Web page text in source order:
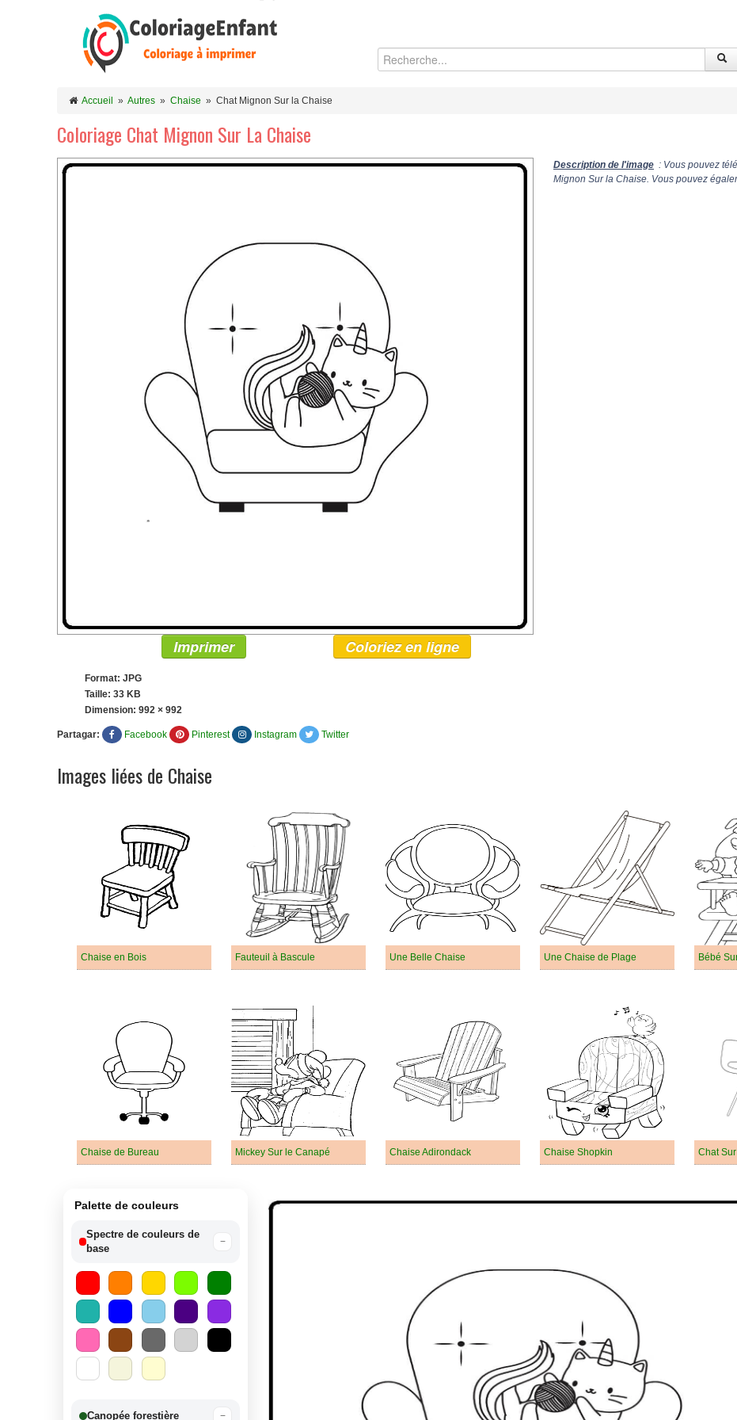
Accueil » Autres » Chaise » Chat Mignon Sur la Chaise
Coloriage Chat Mignon Sur La Chaise
Description de l'image : Vous pouvez
Mignon Sur la Chaise. Vous pouvez
Imprimer Coloriez en ligne
Format: JPG
Taille: 33 KB
Dimension: 992 × 992
Partagar: Facebook Pinterest Instagram Twitter
Images liées de Chaise
Chaise en Bois Fauteuil à Bascule Une Belle Chaise Une Chaise de Plage Bébé
Chaise de Bureau Mickey Sur le Canapé Chaise Adirondack Chaise Shopkin Chat
Palette de couleurs
Spectre de couleurs de
base
−
Canopée forestière −